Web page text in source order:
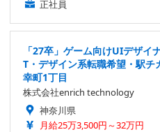
正社員
「27卒」ゲーム向けUIデザイ
T・デザイン系転職希望・駅
幸町1丁目
株式会社enrich technology
神奈川県
月給25万3,500円～32万円